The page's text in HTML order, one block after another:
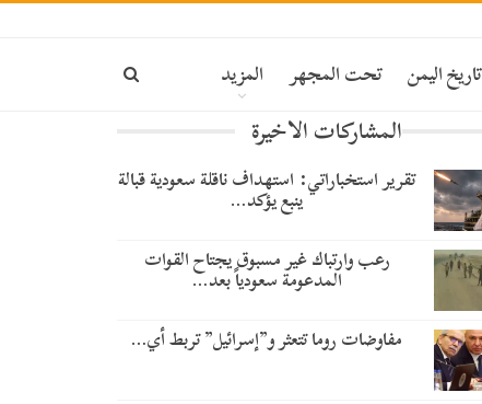
تاريخ اليمن تحت المجهر المزيد
المشاركات الاخيرة
تقرير استخباراتي: استهداف ناقلة سعودية قبالة
ينبع يؤكد…
رعب وارتباك غير مسبوق يجتاح القوات
المدعومة سعودياً بعد…
مفاوضات روما تتعثر و”إسرائيل” تربط أي…